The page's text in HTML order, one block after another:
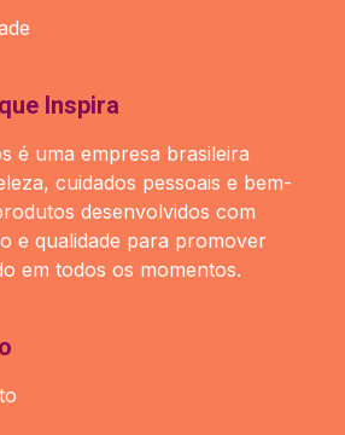
Inspira
é uma empresa brasileira
cuidados pessoais e bem-
desenvolvidos com
e qualidade para promover
em todos os momentos.